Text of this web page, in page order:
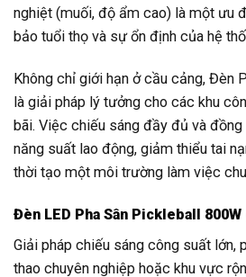
nghiệt (muối, độ ẩm cao) là một ưu
bảo tuổi thọ và sự ổn định của hệ
Không chỉ giới hạn ở cầu cảng, Đèn
là giải pháp lý tưởng cho các khu
bãi. Việc chiếu sáng đầy đủ và
năng suất lao động, giảm thiểu tai
thời tạo một môi trường làm việc
Đèn LED Pha Sân Pickleball
Giải pháp chiếu sáng công suất lớn,
thao chuyên nghiệp hoặc khu vực